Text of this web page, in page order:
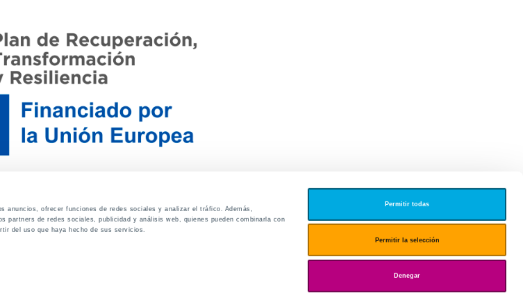
anuncios, ofrecer funciones de redes sociales y analizar el tráfico. Además,
partners de redes sociales, publicidad y análisis web, quienes pueden combinarla con
del uso que haya hecho de sus servicios.
Permitir todas
Permitir la selección
Denegar
de denuncias